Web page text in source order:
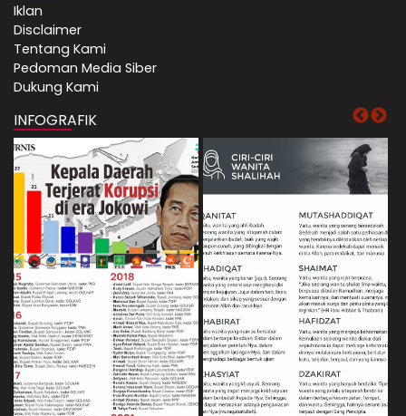
Iklan
Disclaimer
Tentang Kami
Pedoman Media Siber
Dukung Kami
INFOGRAFIK